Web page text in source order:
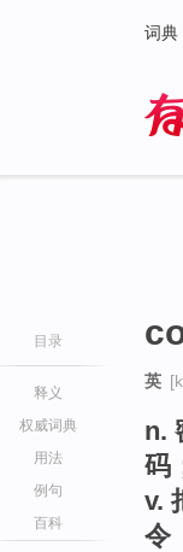
词典
目录
释义
权威词典
用法
例句
百科
英
n.
码
v.
令